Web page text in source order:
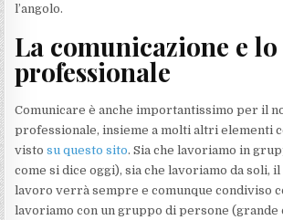
l’angolo.
La comunicazione e
professionale
Comunicare è anche importantissimo per il
professionale, insieme a molti altri elementi
vistosu questo sito. Sia che lavoriamo in
come si dice oggi), sia che lavoriamo da soli,
lavoro verrà sempre e comunque condiviso
lavoriamo con un gruppo di persone (grande